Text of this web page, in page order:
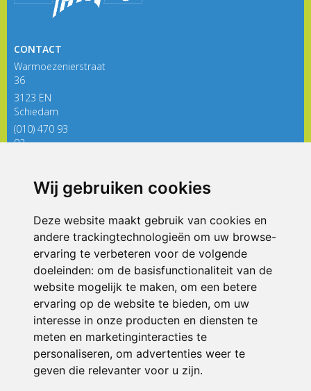
Wij gebruiken cookies
Deze website maakt gebruik van cookies en
andere trackingtechnologieën om uw browse-
ervaring te verbeteren voor de volgende
doeleinden: om de basisfunctionaliteit van de
website mogelijk te maken, om een betere
ervaring op de website te bieden, om uw
interesse in onze producten en diensten te
meten en marketinginteracties te
personaliseren, om advertenties weer te
geven die relevanter voor u zijn.
CONTACT
Warmoezenierstraat
36
3123 EN
Schiedam
(010) 470 93
92
ONDERDEEL VAN
© 2026 De Regenboog | Alle rechten voorbehouden
Privacy policy|Disclaimer| Klachtenregeling|RSIN en Anbi
voorkeuren